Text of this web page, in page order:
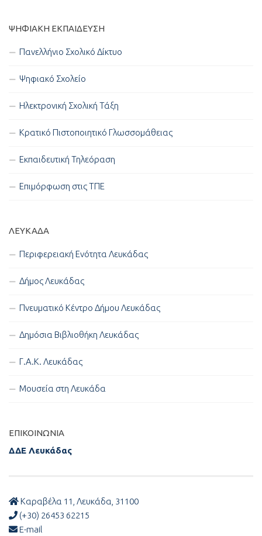
ΨΗΦΙΑΚΉ ΕΚΠΑΊΔΕΥΣΗ
Πανελλήνιο Σχολικό Δίκτυο
Ψηφιακό Σχολείο
Ηλεκτρονική Σχολική Τάξη
Κρατικό Πιστοποιητικό Γλωσσομάθειας
Εκπαιδευτική Τηλεόραση
Επιμόρφωση στις ΤΠΕ
ΛΕΥΚΑΔΑ
Περιφερειακή Ενότητα Λευκάδας
Δήμος Λευκάδας
Πνευματικό Κέντρο Δήμου Λευκάδας
Δημόσια Βιβλιοθήκη Λευκάδας
Γ.Α.Κ. Λευκάδας
Μουσεία στη Λευκάδα
ΕΠΙΚΟΙΝΩΝΊΑ
ΔΔΕ Λευκάδας
Καραβέλα 11, Λευκάδα, 31100
(+30) 26453 62215
E-mail